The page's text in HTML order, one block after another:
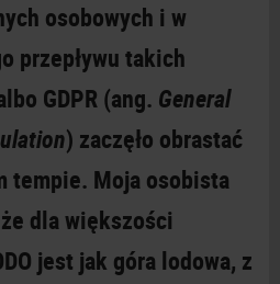
osobowych i w
przepływu takich
GDPR (ang. General
) zaczęło obrastać
tempie. Moja osobista
dla większości
jest jak góra lodowa, z